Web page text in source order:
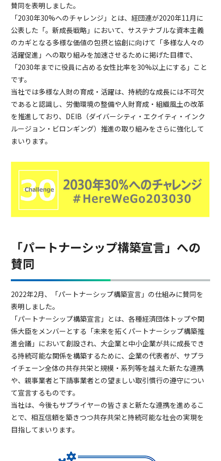
賛同を表明しました。
「2030年30%へのチャレンジ」とは、経団連が2020年11月に
公表した「。新成長戦略」において、サステナブルな資本主義
のカギとなる多様な価値の包摂と協創に向けて「多様な人々の
活躍促進」への取り組みを加速させるために掲げた目標で、
「2030年までに役員に占める女性比率を30%以上にする」こと
です。
当社では多様な人財の育成・活躍は、持続的な成長には不可欠
であると認識し、労働環境の整備や人財育成・組織風土の改革
を推進しており、DEIB（ダイバーシティ・エクイティ・インク
ルージョン・ビロンギング）推進の取り組みをさらに強化して
まいります。
「パートナーシップ構築宣言」への
賛同
2022年2月、「パートナーシップ構築宣言」の仕組みに賛同を
表明しました。
「パートナーシップ構築宣言」とは、各種経済団体トップや関
係大臣をメンバーとする「未来を拓くパートナーシップ構築推
進会議」において創設され、大企業と中小企業が共に成長でき
る持続可能な関係を構築するために、企業の代表者が、サプラ
イチェーン全体の共存共栄と規模・系列等を越えた新たな連携
や、親事業者と下請事業者との望ましい取引慣行の遵守につい
て宣言するものです。
当社は、今後もサプライヤーの皆さまと新たな連携を進めるこ
とで、相互信頼を築きつつ共存共栄と持続可能な社会の実現を
目指してまいります。